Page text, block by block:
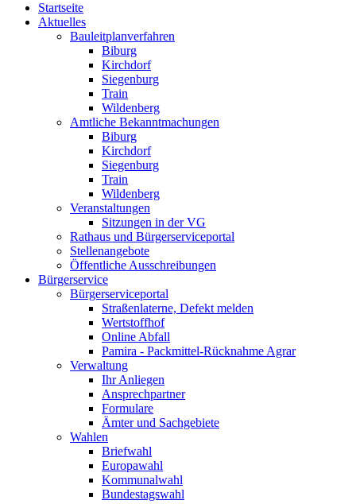
Startseite
Aktuelles
Bauleitplanverfahren
Biburg
Kirchdorf
Siegenburg
Train
Wildenberg
Amtliche Bekanntmachungen
Biburg
Kirchdorf
Siegenburg
Train
Wildenberg
Veranstaltungen
Sitzungen in der VG
Rathaus und Bürgerserviceportal
Stellenangebote
Öffentliche Ausschreibungen
Bürgerservice
Bürgerserviceportal
Straßenlaterne, Defekt melden
Wertstoffhof
Online Abfall
Pamira - Packmittel-Rücknahme Agrar
Verwaltung
Ihr Anliegen
Ansprechpartner
Formulare
Ämter und Sachgebiete
Wahlen
Briefwahl
Europawahl
Kommunalwahl
Bundestagswahl